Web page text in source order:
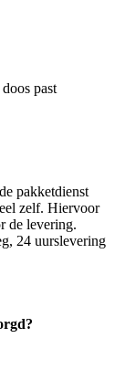
past
pakketdienst
zelf. Hiervoor
de levering.
24 uurslevering